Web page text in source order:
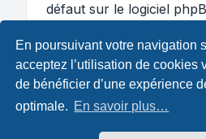
En poursuivant votre navigation
acceptez l’utilisation de cookies
de bénéficier d’une expérience
optimale. En savoir plus…
défaut sur le logiciel
votre nom d’utilisateur et
courriel et le logiciel
un nouveau mot de
puissiez reprendre le